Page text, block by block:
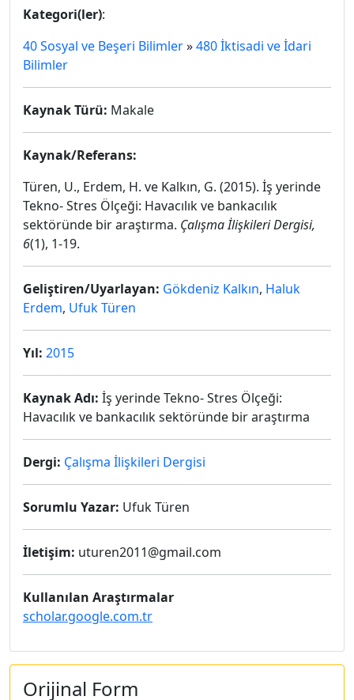
Kategori(ler):
40 Sosyal ve Beşeri Bilimler»480 İktisadi ve İdari
Bilimler
Kaynak Türü: Makale
Kaynak/Referans:
Türen, U., Erdem, H. ve Kalkın, G. (2015). İş yerinde
Tekno- Stres Ölçeği: Havacılık ve bankacılık
sektöründe bir araştırma. Çalışma İlişkileri Dergisi,
6(1), 1-19.
Geliştiren/Uyarlayan: Gökdeniz Kalkın, Haluk
Erdem, Ufuk Türen
Yıl: 2015
Kaynak Adı: İş yerinde Tekno- Stres Ölçeği:
Havacılık ve bankacılık sektöründe bir araştırma
Dergi: Çalışma İlişkileri Dergisi
Sorumlu Yazar: Ufuk Türen
İletişim: uturen2011@gmail.com
Kullanılan Araştırmalar
scholar.google.com.tr
Orijinal Form